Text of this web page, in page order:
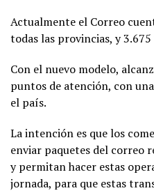
Actualmente el Correo
todas las provincias, y
Con el nuevo modelo,
puntos de atención, con
el país.
La intención es que los
enviar paquetes del correo
y permitan hacer estas
jornada, para que estas